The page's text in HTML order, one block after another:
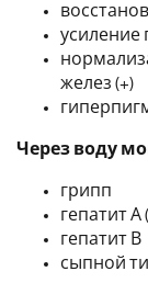
усиление
желез (+)
Через воду
грипп
гепатит А
гепатит В
сыпной